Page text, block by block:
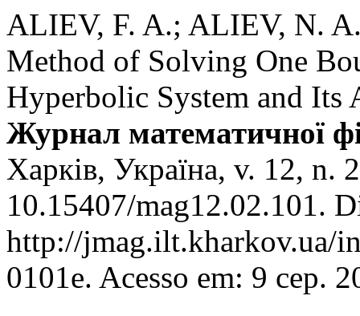
ALIEV, F. A.; ALIEV, N.
Method of Solving One
Hyperbolic System and
Журнал математичної
Харків, Україна, v. 12,
10.15407/mag12.02.101.
http://jmag.ilt.kharkov.ua/
0101e. Acesso em: 9 сер.